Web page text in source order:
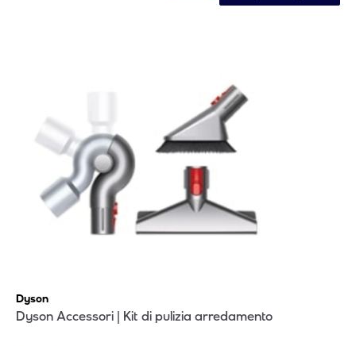
Dyson
Dyson Accessori | Kit di pulizia arredamento